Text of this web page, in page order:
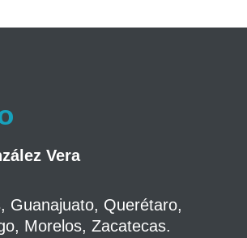
Vera
Guanajuato, Querétaro,
Morelos, Zacatecas.